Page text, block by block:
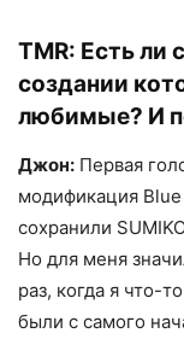
TMR: Есть ли
создании
любимые? И
Джон: Первая
модификация
сохранили
Но для меня
раз, когда я что-
были с самого